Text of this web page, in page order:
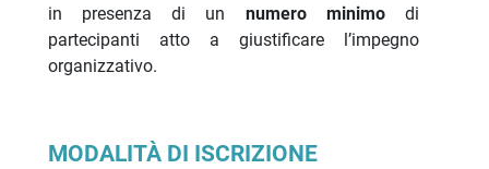
in presenza di un numero minimodi
partecipanti atto a giustificare l’impegno
organizzativo.
MODALITÀ DI ISCRIZIONE